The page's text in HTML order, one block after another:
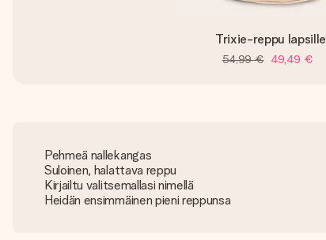
Trixie-reppu lapsille
54,99 € 49,49 €
Pehmeä nallekangas
Suloinen, halattava reppu
Kirjailtu valitsemallasi nimellä
Heidän ensimmäinen pieni reppunsa